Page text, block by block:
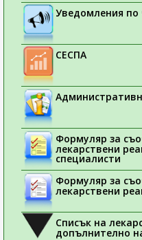
Уведомления
СЕСПА
Формуляр за
лекарствени
специалисти
Формуляр за
лекарствени
Списък на
допълнително